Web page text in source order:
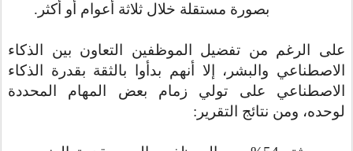
بصورة مستقلة خلال ثلاثة أعوام أو أكثر.
على الرغم من تفضيل الموظفين التعاون بين الذكاء
الاصطناعي والبشر، إلا أنهم بدأوا بالثقة بقدرة الذكاء
الاصطناعي على تولي زمام بعض المهام المحددة
لوحده، ومن نتائج التقرير: